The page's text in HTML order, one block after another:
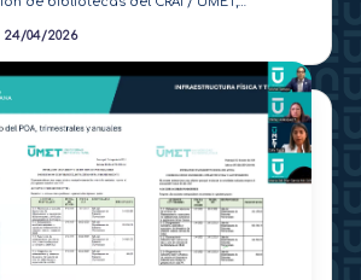
24/04/2026